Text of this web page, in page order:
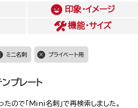
印象・イメージ
機能・サイズ
ミニ名刺 プライベート用
プレート
ので「Mini名刺」で再検索しました。